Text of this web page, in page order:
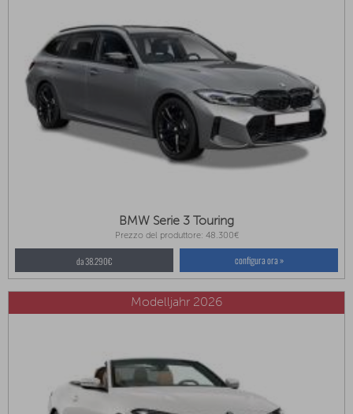
BMW Serie 3 Touring
Prezzo del produttore: 48.300€
da 38.290€ configura ora »
Modelljahr 2026